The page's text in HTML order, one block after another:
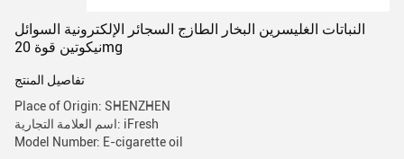
النباتات الغليسرين البخار الطازج السجائر الإلكترونية السوائل
نيكوتين قوة 20mg
تفاصيل المنتج
Place of Origin: SHENZHEN
اسم العلامة التجارية: iFresh
Model Number: E-cigarette oil